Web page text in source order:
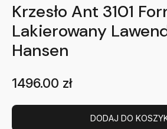
Krzesło Ant 3101
Lakierowany
Hansen
1496.00 zł
DODAJ DO